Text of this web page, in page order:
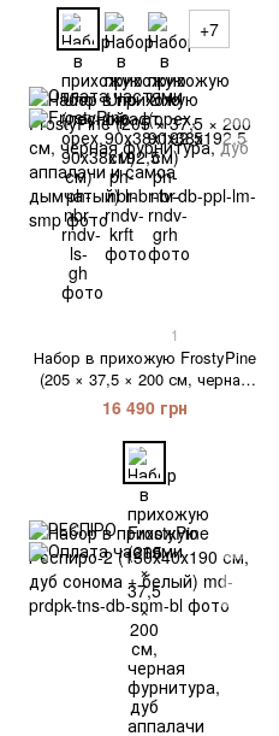
+7
1
Набор в прихожую FrostyPine
(205 × 37,5 × 200 см, черная
фурнитура, дуб аппалачи и
самоа дымчатый)
16 490 грн